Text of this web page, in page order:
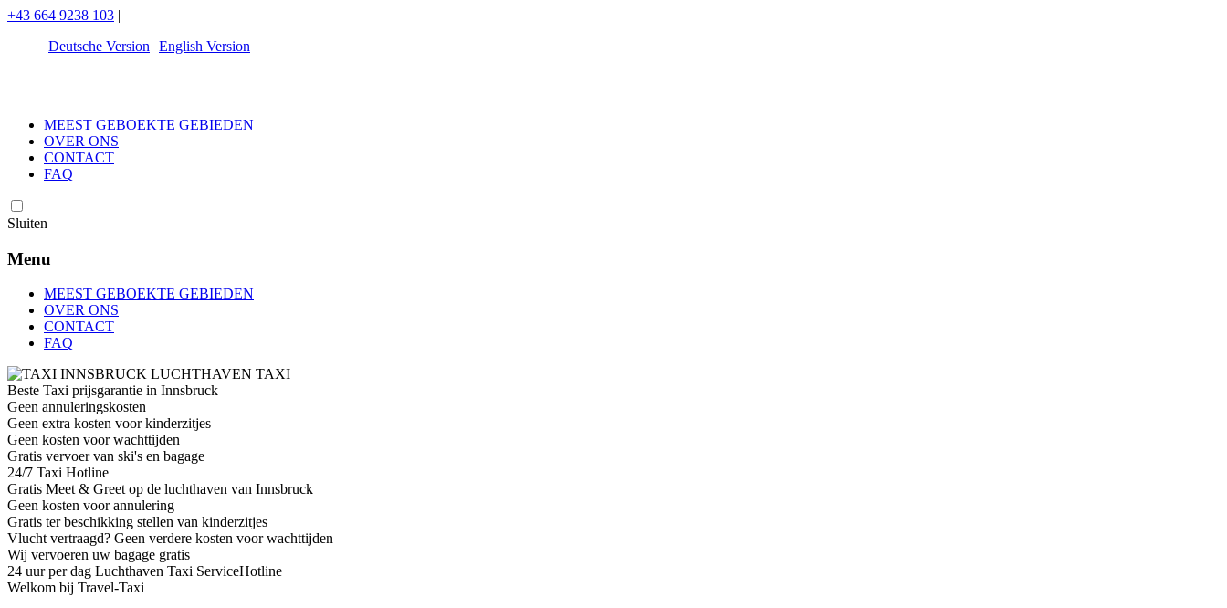
+43 664 9238 103 |
Deutsche Version
English Version
MEEST GEBOEKTE GEBIEDEN
OVER ONS
CONTACT
FAQ
Sluiten
Menu
MEEST GEBOEKTE GEBIEDEN
OVER ONS
CONTACT
FAQ
Beste Taxi prijsgarantie in Innsbruck
Geen annuleringskosten
Geen extra kosten voor kinderzitjes
Geen kosten voor wachttijden
Gratis vervoer van ski's en bagage
24/7 Taxi Hotline
Gratis Meet & Greet op de luchthaven van Innsbruck
Geen kosten voor annulering
Gratis ter beschikking stellen van kinderzitjes
Vlucht vertraagd? Geen verdere kosten voor wachttijden
Wij vervoeren uw bagage gratis
24 uur per dag Luchthaven Taxi ServiceHotline
Welkom bij Travel-Taxi